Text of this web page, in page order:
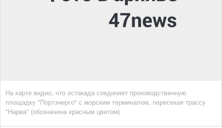
На карте видно, что эстакада соединяет производственную
площадку "Портэнерго" с морским терминалом, пересекая трассу
"Нарва" (обозначена красным цветом)